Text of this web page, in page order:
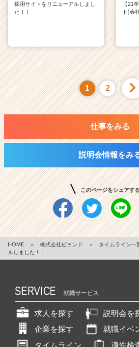
採用サイトをリニューアルしまし
た！！
【21
ト)会
1 2
仕事をみる
説明会情報をみ
このページをシェアする
HOME ＞ 株式会社ビヨンド ＞ タイムライン一
ルしました！！
SERVICE 就職サービス
求人を探す
説明会を
企業を探す
就職イベ
タイムライン
適性検